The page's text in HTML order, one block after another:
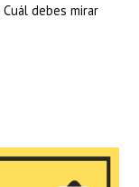
debes mirar